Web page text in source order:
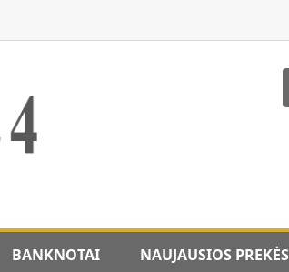
BANKNOTAI NAUJAUSIOS PREKĖS